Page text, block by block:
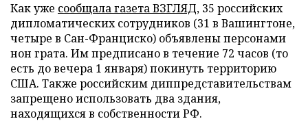
Как уже сообщала газета ВЗГЛЯД, 35 российских
дипломатических сотрудников (31 в Вашингтоне,
четыре в Сан-Франциско) объявлены персонами
нон грата. Им предписано в течение 72 часов (то
есть до вечера 1 января) покинуть территорию
США. Также российским диппредставительствам
запрещено использовать два здания,
находящихся в собственности РФ.